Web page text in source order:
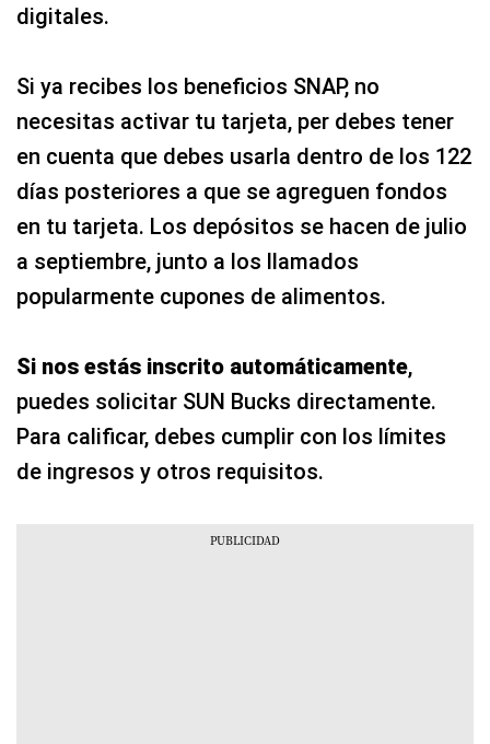
digitales.
Si ya recibes los beneficios SNAP, no
necesitas activar tu tarjeta, per debes tener
en cuenta que debes usarla dentro de los 122
días posteriores a que se agreguen fondos
en tu tarjeta. Los depósitos se hacen de julio
a septiembre, junto a los llamados
popularmente cupones de alimentos.
Si nos estás inscrito automáticamente,
puedes solicitar SUN Bucks directamente.
Para calificar, debes cumplir con los límites
de ingresos y otros requisitos.